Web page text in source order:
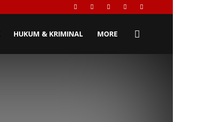
HUKUM & KRIMINAL MORE